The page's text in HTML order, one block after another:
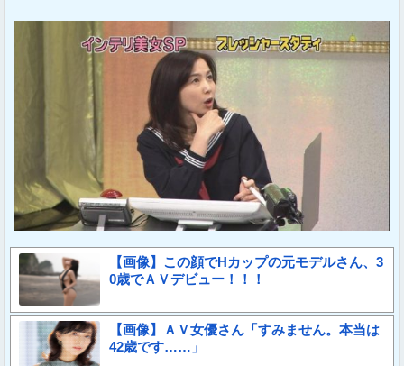
【画像】この顔でHカップの元モデルさん、3
0歳でＡＶデビュー！！！
【画像】ＡＶ女優さん「すみません。本当は
42歳です……」